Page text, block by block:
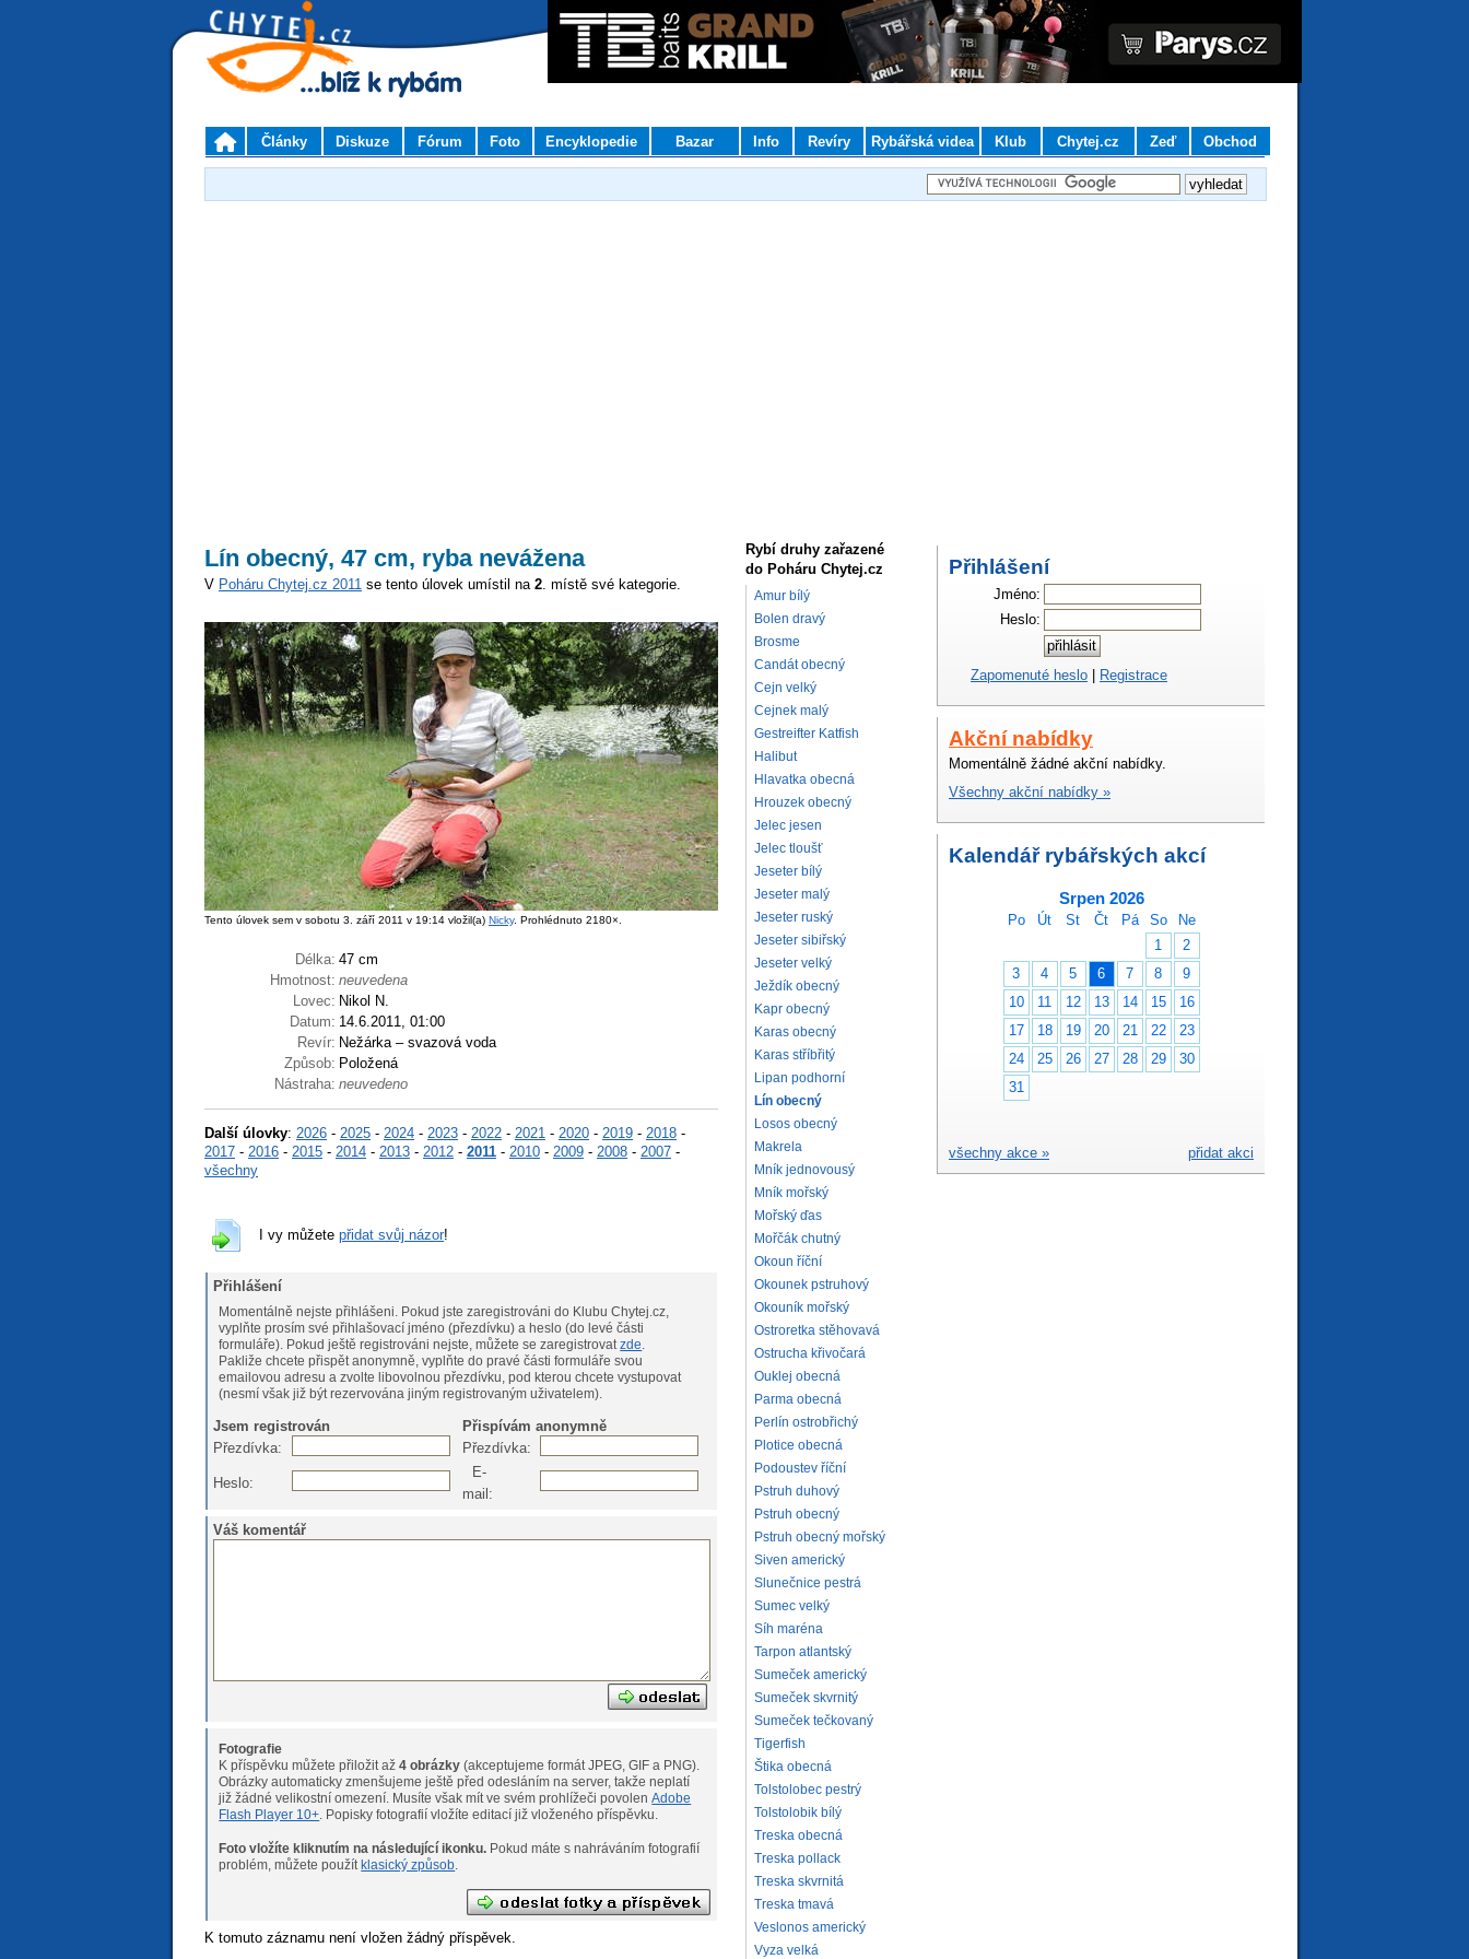
Články Diskuze Fórum Foto Encyklopedie Bazar Info Revíry Rybářská videa Klub Chytej.cz Zeď Obchod
Lín obecný, 47 cm, ryba nevážena
V Poháru Chytej.cz 2011 se tento úlovek umístil na 2. místě své kategorie.
Tento úlovek sem v sobotu 3. září 2011 v 19:14 vložil(a) Nicky. Prohlédnuto 2180×.
Délka: 47 cm
Hmotnost: neuvedena
Lovec: Nikol N.
Datum: 14.6.2011, 01:00
Revír: Nežárka – svazová voda
Způsob: Položená
Nástraha: neuvedeno
Další úlovky: 2026 - 2025 - 2024 - 2023 - 2022 - 2021 - 2020 - 2019 - 2018 -
2017 - 2016 - 2015 - 2014 - 2013 - 2012 - 2011 - 2010 - 2009 - 2008 - 2007 -
všechny
I vy můžete přidat svůj názor!
Přihlášení
Momentálně nejste přihlášeni. Pokud jste zaregistrováni do Klubu Chytej.cz,
vyplňte prosím své přihlašovací jméno (přezdívku) a heslo (do levé části
formuláře). Pokud ještě registrováni nejste, můžete se zaregistrovatzde.
Pakliže chcete přispět anonymně, vyplňte do pravé části formuláře svou
emailovou adresu a zvolte libovolnou přezdívku, pod kterou chcete vystupovat
(nesmí však již být rezervována jiným registrovaným uživatelem).
Jsem registrován
Přispívám anonymně
Přezdívka:
Přezdívka:
Heslo:
E-
mail:
Váš komentář
Fotografie
K příspěvku můžete přiložit až4 obrázky (akceptujeme formát JPEG, GIF a PNG).
Obrázky automaticky zmenšujeme ještě před odesláním na server, takže neplatí
již žádné velikostní omezení. Musíte však mít ve svém prohlížeči povolenAdobe
Flash Player 10+ . Popisky fotografií vložíte editací již vloženého příspěvku.
Foto vložíte kliknutím na následující ikonku.
problém, můžete použít klasický způsob.
K tomuto záznamu není vložen žádný příspěvek.
Rybí druhy zařazené
do Poháru Chytej.cz
Amur bílý
Bolen dravý
Brosme
Candát obecný
Cejn velký
Cejnek malý
Gestreifter Katfish
Halibut
Hlavatka obecná
Hrouzek obecný
Jelec jesen
Jelec tloušť
Jeseter bílý
Jeseter malý
Jeseter ruský
Jeseter sibiřský
Jeseter velký
Ježdík obecný
Kapr obecný
Karas obecný
Karas stříbřitý
Lipan podhorní
Lín obecný
Losos obecný
Makrela
Mník jednovousý
Mník mořský
Mořský ďas
Mořčák chutný
Okoun říční
Okounek pstruhový
Okouník mořský
Ostroretka stěhovavá
Ostrucha křivočará
Ouklej obecná
Parma obecná
Perlín ostrobřichý
Plotice obecná
Podoustev říční
Pstruh duhový
Pstruh obecný
Pstruh obecný mořský
Siven americký
Slunečnice pestrá
Sumec velký
Síh maréna
Tarpon atlantský
Sumeček americký
Sumeček skvrnitý
Sumeček tečkovaný
Tigerfish
Štika obecná
Tolstolobec pestrý
Tolstolobik bílý
Treska obecná
Treska pollack
Treska skvrnitá
Treska tmavá
Veslonos americký
Vyza velká
Přihlášení
Jméno:
Heslo:
Zapomenuté heslo | Registrace
Akční nabídky
Momentálně žádné akční nabídky.
Všechny akční nabídky »
Kalendář rybářských akcí
Srpen 2026
Po Út St Čt Pá So
Ne
1
2
3
4 5 6 7 8
9
10
11 12 13 14 15
16
17
18 19 20 21 22
23
24
25 26 27 28 29
30
31
přidat akci
všechny akce »